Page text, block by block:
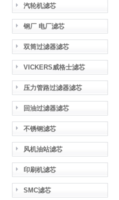
汽轮机滤芯
钢厂 电厂滤芯
双筒过滤器滤芯
VICKERS威格士滤芯
压力管路过滤器滤芯
回油过滤器滤芯
不锈钢滤芯
风机油站滤芯
印刷机滤芯
SMC滤芯